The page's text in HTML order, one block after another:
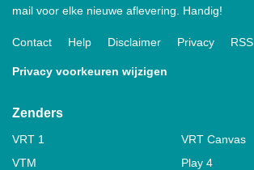
mail voor elke nieuwe aflevering. Handig!
Contact Help Disclaimer Privacy RSS
Privacy voorkeuren wijzigen
Zenders
VRT 1
VRT Canvas
VTM
Play 4